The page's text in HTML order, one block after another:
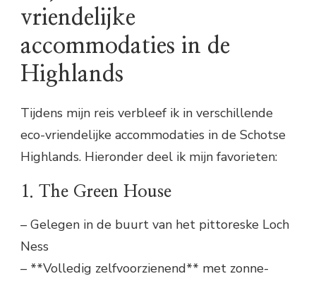
vriendelijke
accommodaties in de
Highlands
Tijdens mijn reis verbleef ik in verschillende
eco-vriendelijke accommodaties in de Schotse
Highlands. Hieronder deel ik mijn favorieten:
1. The Green House
– Gelegen in de buurt van het pittoreske Loch
Ness
– **Volledig zelfvoorzienend** met zonne-